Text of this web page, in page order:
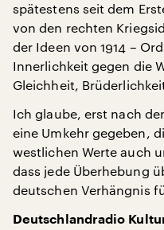
spätestens seit dem
von den rechten
der Ideen von 1914 –
Innerlichkeit gegen die
Gleichheit,
Ich glaube, erst nach
eine Umkehr gegeben,
westlichen Werte auch
dass jede Überhebung
deutschen Verhängnis
Deutschlandradio